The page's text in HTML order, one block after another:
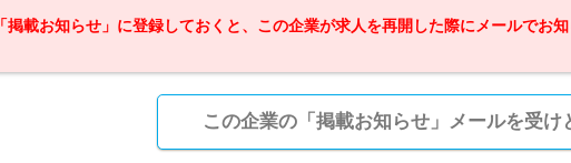
「掲載お知らせ」に登録しておくと、この企業が求人を再開した際にメールでお知
この企業の「掲載お知らせ」メールを受け